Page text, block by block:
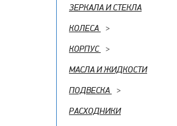
ЗЕРКАЛА И СТЕКЛА
КОЛЕСА
>
КОРПУС >
МАСЛА И ЖИДКОСТИ
ПОДВЕСКА
>
РАСХОДНИКИ